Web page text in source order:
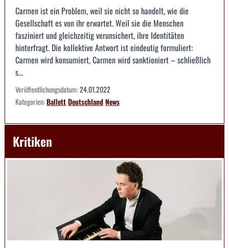
Carmen ist ein Problem, weil sie nicht so handelt, wie die
Gesellschaft es von ihr erwartet. Weil sie die Menschen
fasziniert und gleichzeitig verunsichert, ihre Identitäten
hinterfragt. Die kollektive Antwort ist eindeutig formuliert:
Carmen wird konsumiert, Carmen wird sanktioniert – schließlich
s...
Veröffentlichungsdatum:24.01.2022
Kategorien:BallettDeutschlandNews
Kritiken